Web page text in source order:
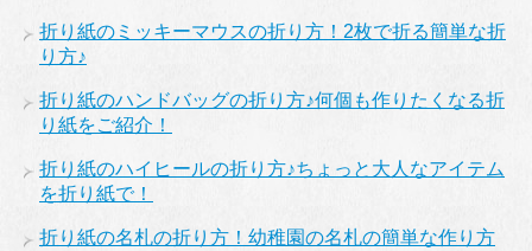
折り紙のミッキーマウスの折り方！2枚で折る簡単な折
り方♪
折り紙のハンドバッグの折り方♪何個も作りたくなる折
り紙をご紹介！
折り紙のハイヒールの折り方♪ちょっと大人なアイテム
を折り紙で！
折り紙の名札の折り方！幼稚園の名札の簡単な作り方